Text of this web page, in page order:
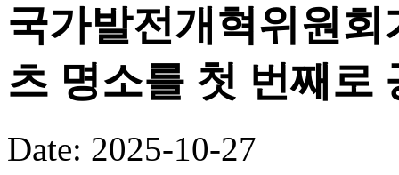
국가발전개혁위원
츠 명소를 첫 번째로
Date: 2025-10-27